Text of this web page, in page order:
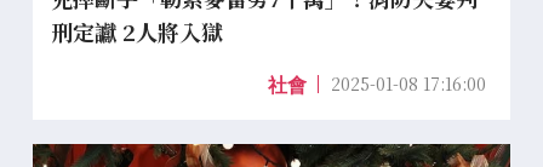
刑定讞 2人將入獄
社會 2025-01-08 17:16:00